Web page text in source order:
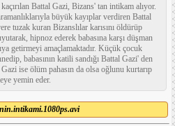
Battal Gazi, Bizans' tan intikam alıyor.
büyük kayıplar verdiren Battal
tuzak kuran Bizanslılar karısını öldürüp
hipnoz ederek babasına karşı düşman
getirmeyi amaçlamaktadır. Küçük çocuk
babasının katili sandığı Battal Gazi' den
ise ölüm pahasın da olsa oğlunu kurtarıp
yemin eder.